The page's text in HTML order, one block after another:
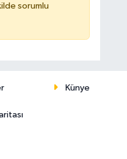
sorumlu
Künye